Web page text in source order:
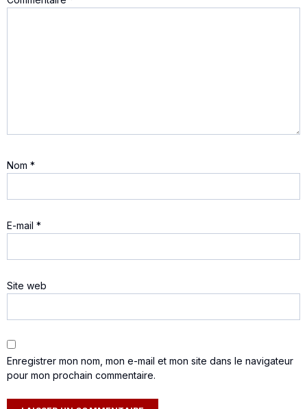
Nom *
E-mail *
Site web
Enregistrer mon nom, mon e-mail et mon site dans le navigateur
pour mon prochain commentaire.